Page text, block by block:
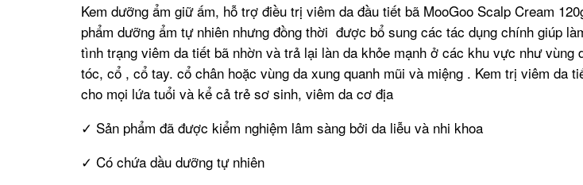
Kem dưỡng ẩm giữ ấm, hỗ trợ điều trị viêm da đầu tiết bã MooGoo Scalp Cream
phẩm dưỡng ẩm tự nhiên nhưng đồng thời được bổ sung các tác dụng chính giúp
tình trạng viêm da tiết bã nhờn và trả lại làn da khỏe mạnh ở các khu vực như vùng
tóc, cổ , cổ tay. cổ chân hoặc vùng da xung quanh mũi và miệng . Kem trị viêm da
cho mọi lứa tuổi và kể cả trẻ sơ sinh, viêm da cơ địa
✓ Sản phẩm đã được kiểm nghiệm lâm sàng bởi da liễu và nhi khoa
✓ Có chứa dầu dưỡng tự nhiên